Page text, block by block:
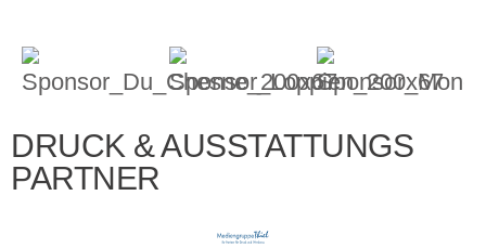
DRUCK & AUSSTATTUNGS
PARTNER